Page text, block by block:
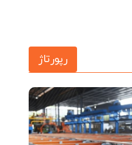
رپورتاژ